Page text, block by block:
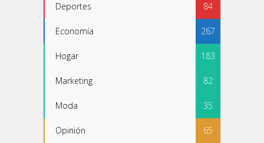
Deportes 84
Economía 267
Hogar 183
Marketing 82
Moda 35
Opinión 65